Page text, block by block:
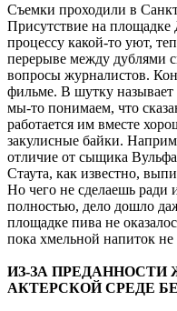
Съемки проходили в
Присутствие на площадке
процессу какой-то уют,
перерыве между дублями
вопросы журналистов.
фильме. В шутку называет
мы-то понимаем, что
работается им вместе
закулисные байки.
отличие от сыщика
Стаута, как известно,
Но чего не сделаешь ради
полностью, дело дошло
площадке пива не
пока хмельной напиток не
ИЗ-ЗА ПРЕДАННОСТИ
АКТЕРСКОЙ СРЕДЕ